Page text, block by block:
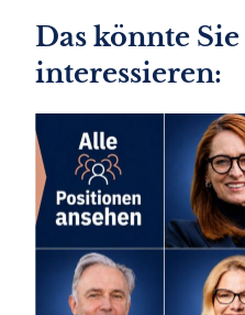
Das könnte
interessieren: